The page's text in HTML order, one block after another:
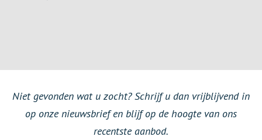
Niet gevonden wat u zocht? Schrijf u dan vrijblijvend in
op onze nieuwsbrief en blijf op de hoogte van ons
recentste aanbod.